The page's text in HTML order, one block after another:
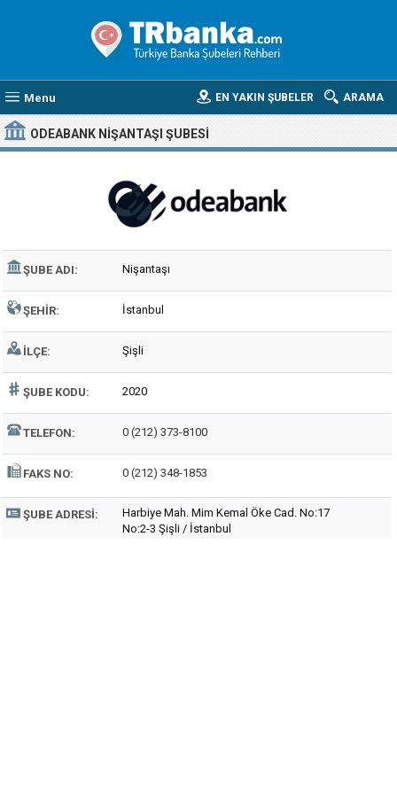
Menu ARAMA
EN YAKIN ŞUBELER
ODEABANK NIŞANTAŞI ŞUBESI
ŞUBE ADI: Nişantaşı
ŞEHIR: İstanbul
İLÇE: Şişli
ŞUBE KODU: 2020
TELEFON: 0 (212) 373-8100
FAKS NO: 0 (212) 348-1853
ŞUBE ADRESI:
Harbiye Mah. Mim Kemal Öke Cad. No:17
No:2-3 Şişli / İstanbul